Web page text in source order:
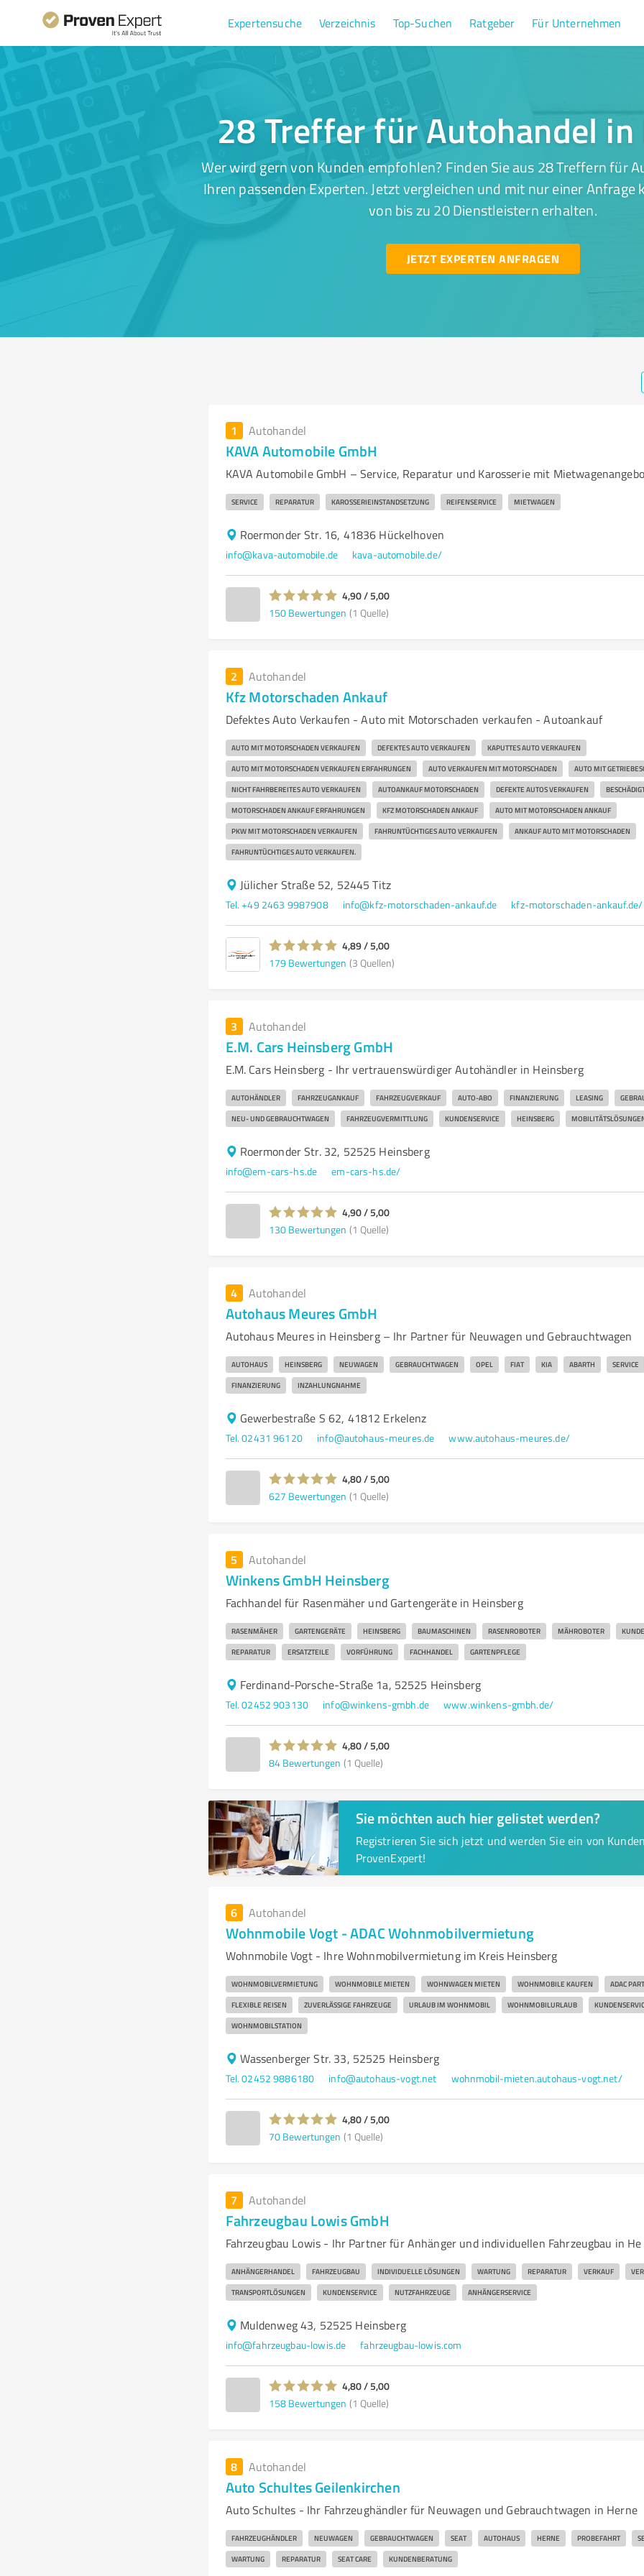
Expertensuche Verzeichnis Top-Suchen Ratgeber Für Unternehmen
28 Treffer für Autohandel in
Wer wird gern von Kunden empfohlen? Finden Sie aus 28 Treffern für
Ihren passenden Experten. Jetzt vergleichen und mit nur einer Anfrage
von bis zu 20 Dienstleistern erhalten.
JETZT EXPERTEN ANFRAGEN
1 Autohandel
KAVA Automobile GmbH
KAVA Automobile GmbH – Service, Reparatur und Karosserie mit
SERVICE REPARATUR KAROSSERIEINSTANDSETZUNG REIFENSERVICE MIETWAGEN
Roermonder Str. 16, 41836 Hückelhoven
info@kava-automobile.de kava-automobile.de/
4,90 / 5,00
150 Bewertungen (1 Quelle)
2 Autohandel
Kfz Motorschaden Ankauf
Defektes Auto Verkaufen - Auto mit Motorschaden verkaufen - Autoankauf
AUTO MIT MOTORSCHADEN VERKAUFEN DEFEKTES AUTO VERKAUFEN KAPUTTES AUTO VERKAUFEN
AUTO MIT MOTORSCHADEN VERKAUFEN ERFAHRUNGEN AUTO VERKAUFEN MIT MOTORSCHADEN AUTO MIT
NICHT FAHRBEREITES AUTO VERKAUFEN AUTOANKAUF MOTORSCHADEN DEFEKTE AUTOS VERKAUFEN
MOTORSCHADEN ANKAUF ERFAHRUNGEN KFZ MOTORSCHADEN ANKAUF AUTO MIT MOTORSCHADEN ANKAUF
PKW MIT MOTORSCHADEN VERKAUFEN FAHRUNTÜCHTIGES AUTO VERKAUFEN ANKAUF AUTO MIT MOTORSCHADEN
FAHRUNTÜCHTIGES AUTO VERKAUFEN.
Jülicher Straße 52, 52445 Titz
Tel. +49 2463 9987908 info@kfz-motorschaden-ankauf.de kfz-motorschaden-ankauf.de/
4,89 / 5,00
179 Bewertungen (3 Quellen)
3 Autohandel
E.M. Cars Heinsberg GmbH
E.M. Cars Heinsberg - Ihr vertrauenswürdiger Autohändler in Heinsberg
AUTOHÄNDLER FAHRZEUGANKAUF FAHRZEUGVERKAUF AUTO-ABO FINANZIERUNG LEASING
NEU- UND GEBRAUCHTWAGEN FAHRZEUGVERMITTLUNG KUNDENSERVICE HEINSBERG
Roermonder Str. 32, 52525 Heinsberg
info@em-cars-hs.de em-cars-hs.de/
4,90 / 5,00
130 Bewertungen (1 Quelle)
4 Autohandel
Autohaus Meures GmbH
Autohaus Meures in Heinsberg – Ihr Partner für Neuwagen und Gebrauchtwagen
AUTOHAUS HEINSBERG NEUWAGEN GEBRAUCHTWAGEN OPEL FIAT KIA ABARTH SERVICE
FINANZIERUNG INZAHLUNGNAHME
Gewerbestraße S 62, 41812 Erkelenz
Tel. 02431 96120 info@autohaus-meures.de www.autohaus-meures.de/
4,80 / 5,00
627 Bewertungen (1 Quelle)
5 Autohandel
Winkens GmbH Heinsberg
Fachhandel für Rasenmäher und Gartengeräte in Heinsberg
RASENMÄHER GARTENGERÄTE HEINSBERG BAUMASCHINEN RASENROBOTER MÄHROBOTER
REPARATUR ERSATZTEILE VORFÜHRUNG FACHHANDEL GARTENPFLEGE
Ferdinand-Porsche-Straße 1a, 52525 Heinsberg
Tel. 02452 903130 info@winkens-gmbh.de www.winkens-gmbh.de/
4,80 / 5,00
84 Bewertungen (1 Quelle)
Sie möchten auch hier gelistet werden?
Registrieren Sie sich jetzt und werden Sie ein von
ProvenExpert!
6 Autohandel
Wohnmobile Vogt - ADAC Wohnmobilvermietung
Wohnmobile Vogt - Ihre Wohnmobilvermietung im Kreis Heinsberg
WOHNMOBILVERMIETUNG WOHNMOBILE MIETEN WOHNWAGEN MIETEN WOHNMOBILE KAUFEN ADAC
FLEXIBLE REISEN ZUVERLÄSSIGE FAHRZEUGE URLAUB IM WOHNMOBIL WOHNMOBILURLAUB
WOHNMOBILSTATION
Wassenberger Str. 33, 52525 Heinsberg
Tel. 02452 9886180 info@autohaus-vogt.net wohnmobil-mieten.autohaus-vogt.net/
4,80 / 5,00
70 Bewertungen (1 Quelle)
7 Autohandel
Fahrzeugbau Lowis GmbH
Fahrzeugbau Lowis - Ihr Partner für Anhänger und individuellen Fahrzeugbau in He
ANHÄNGERHANDEL FAHRZEUGBAU INDIVIDUELLE LÖSUNGEN WARTUNG REPARATUR VERKAUF
TRANSPORTLÖSUNGEN KUNDENSERVICE NUTZFAHRZEUGE ANHÄNGERSERVICE
Muldenweg 43, 52525 Heinsberg
info@fahrzeugbau-lowis.de fahrzeugbau-lowis.com
4,80 / 5,00
158 Bewertungen (1 Quelle)
8 Autohandel
Auto Schultes Geilenkirchen
Auto Schultes - Ihr Fahrzeughändler für Neuwagen und Gebrauchtwagen in Herne
FAHRZEUGHÄNDLER NEUWAGEN GEBRAUCHTWAGEN SEAT AUTOHAUS HERNE PROBEFAHRT
WARTUNG REPARATUR SEAT CARE KUNDENBERATUNG